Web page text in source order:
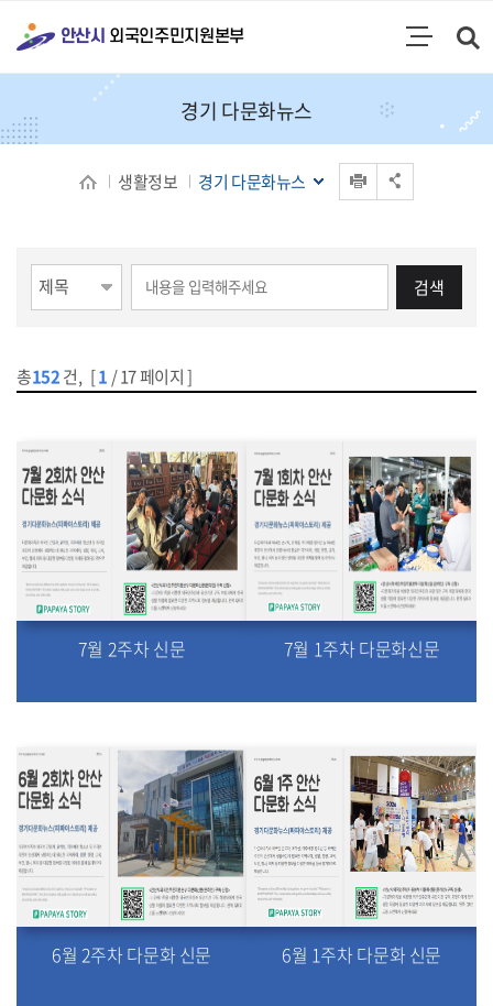
안산시 외국인주민지원본부
주메뉴
경기 다문화뉴스
생활정보 경기 다문화뉴스
검색
총152건, [1 / 17 페이지 ]
7월 2주차 신문 7월 1주차 다문화신문
6월 2주차 다문화 신문 6월 1주차 다문화 신문